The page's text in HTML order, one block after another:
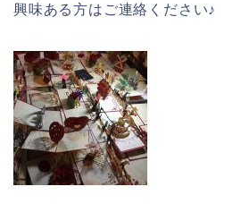
興味ある方はご連絡ください♪